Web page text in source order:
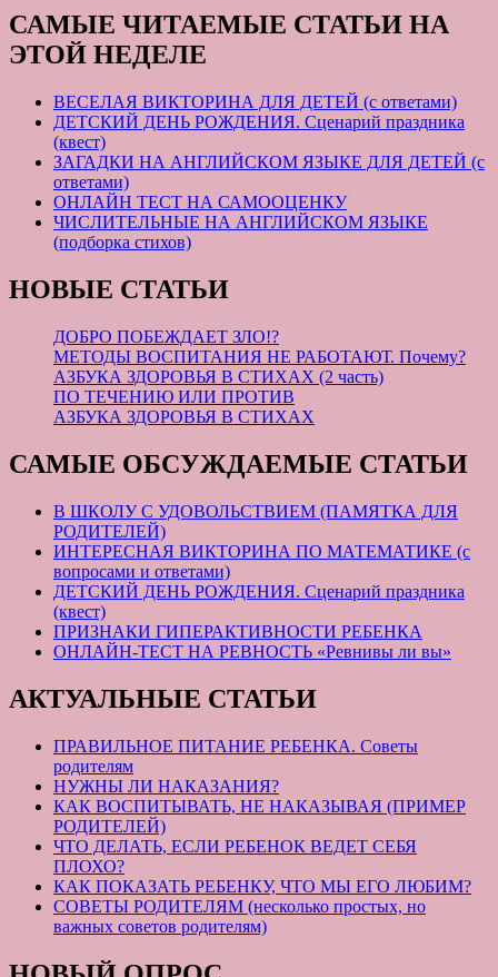
САМЫЕ ЧИТАЕМЫЕ СТАТЬИ НА
ЭТОЙ НЕДЕЛЕ
ВЕСЕЛАЯ ВИКТОРИНА ДЛЯ ДЕТЕЙ (с ответами)
ДЕТСКИЙ ДЕНЬ РОЖДЕНИЯ. Сценарий праздника
(квест)
ЗАГАДКИ НА АНГЛИЙСКОМ ЯЗЫКЕ ДЛЯ ДЕТЕЙ (с
ответами)
ОНЛАЙН ТЕСТ НА САМООЦЕНКУ
ЧИСЛИТЕЛЬНЫЕ НА АНГЛИЙСКОМ ЯЗЫКЕ
(подборка стихов)
НОВЫЕ СТАТЬИ
ДОБРО ПОБЕЖДАЕТ ЗЛО!?
МЕТОДЫ ВОСПИТАНИЯ НЕ РАБОТАЮТ. Почему?
АЗБУКА ЗДОРОВЬЯ В СТИХАХ (2 часть)
ПО ТЕЧЕНИЮ ИЛИ ПРОТИВ
АЗБУКА ЗДОРОВЬЯ В СТИХАХ
САМЫЕ ОБСУЖДАЕМЫЕ СТАТЬИ
В ШКОЛУ С УДОВОЛЬСТВИЕМ (ПАМЯТКА ДЛЯ
РОДИТЕЛЕЙ)
ИНТЕРЕСНАЯ ВИКТОРИНА ПО МАТЕМАТИКЕ (с
вопросами и ответами)
ДЕТСКИЙ ДЕНЬ РОЖДЕНИЯ. Сценарий праздника
(квест)
ПРИЗНАКИ ГИПЕРАКТИВНОСТИ РЕБЕНКА
ОНЛАЙН-ТЕСТ НА РЕВНОСТЬ «Ревнивы ли вы»
АКТУАЛЬНЫЕ СТАТЬИ
ПРАВИЛЬНОЕ ПИТАНИЕ РЕБЕНКА. Советы
родителям
НУЖНЫ ЛИ НАКАЗАНИЯ?
КАК ВОСПИТЫВАТЬ, НЕ НАКАЗЫВАЯ (ПРИМЕР
РОДИТЕЛЕЙ)
ЧТО ДЕЛАТЬ, ЕСЛИ РЕБЕНОК ВЕДЕТ СЕБЯ
ПЛОХО?
КАК ПОКАЗАТЬ РЕБЕНКУ, ЧТО МЫ ЕГО ЛЮБИМ?
СОВЕТЫ РОДИТЕЛЯМ (несколько простых, но
важных советов родителям)